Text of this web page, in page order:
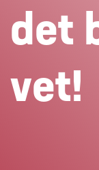
det
vet!